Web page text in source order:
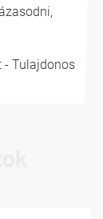
- Tulajdonos